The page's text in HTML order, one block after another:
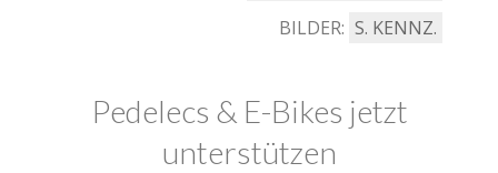
BILDER: S. KENNZ.
Pedelecs & E-Bikes jetzt
unterstützen